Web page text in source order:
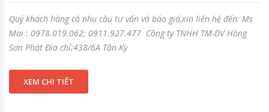
Quý khách hàng có nhu cầu tư vấn và báo giá,xin liên hệ đến: Ms
Mai : 0978.019.062; 0911.927.477 Công ty TNHH TM-DV Hồng
Sơn Phát Địa chỉ:438/6A Tân Kỳ
XEM CHI TIẾT